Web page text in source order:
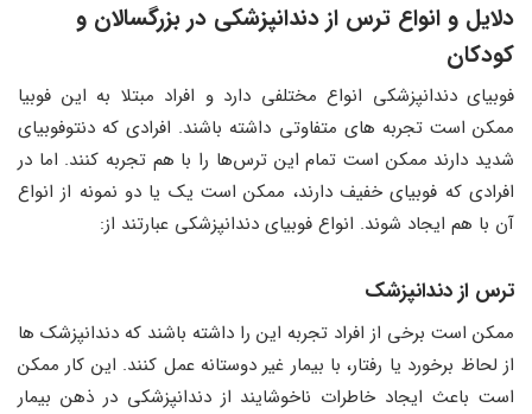
دلایل و انواع ترس از دندانپزشکی در بزرگسالان و
کودکان
فوبیای دندانپزشکی انواع مختلفی دارد و افراد مبتلا به این فوبیا
ممکن است تجربه ‌های متفاوتی داشته باشند. افرادی که دنتوفوبیای
شدید دارند ممکن است تمام این ترس‌‌ها را با هم تجربه کنند. اما در
افرادی که فوبیای خفیف دارند، ممکن است یک یا دو نمونه از انواع
آن با هم ایجاد شوند. انواع فوبیای دندانپزشکی عبارتند از:
ترس از دندانپزشک
ممکن است برخی از افراد تجربه این را داشته باشند که دندانپزشک ‌ها
از لحاظ برخورد یا رفتار، با بیمار غیر دوستانه عمل کنند. این کار ممکن
است باعث ایجاد خاطرات ناخوشایند از دندانپزشکی در ذهن بیمار